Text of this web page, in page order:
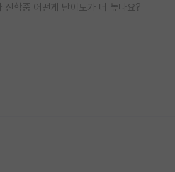
진학중 어떤게 난이도가 더 높나요?